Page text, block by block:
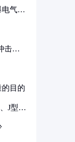
气设
击要
目的
J型、